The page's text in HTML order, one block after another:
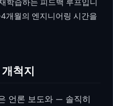
학습하는 피드백 루프입니
개월의 엔지니어링 시간을
척지
언론 보도와 — 솔직히